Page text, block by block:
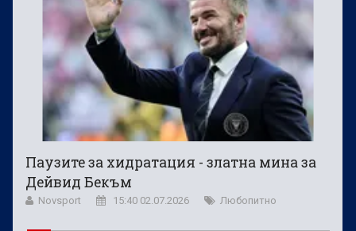
Паузите за хидратация - златна мина за
Дейвид Бекъм
Novsport 15:40 02.07.2026 Любопитно